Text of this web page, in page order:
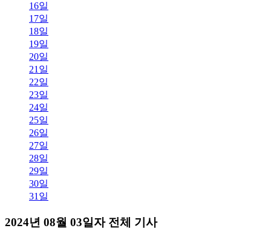
16일
17일
18일
19일
20일
21일
22일
23일
24일
25일
26일
27일
28일
29일
30일
31일
2024년 08월 03일자 전체 기사